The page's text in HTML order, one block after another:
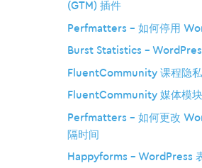
(GTM) 插件
Perfmatters – 如何停用
Burst Statistics –
FluentCommunity 课程隐私
FluentCommunity 媒体模块
Perfmatters – 如何更改
隔时间
Happyforms – WordPress